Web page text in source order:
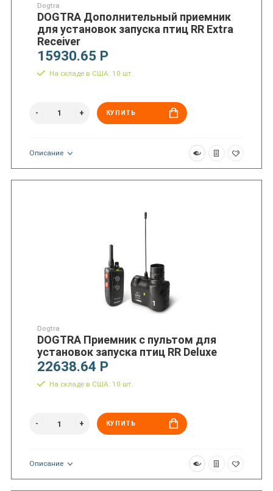
Dogtra
DOGTRA Дополнительный приемник
для установок запуска птиц RR Extra
Receiver
15930.65 Р
На складе в США: 10 шт.
КУПИТЬ
Описание
Dogtra
DOGTRA Приемник с пультом для
установок запуска птиц RR Deluxe
22638.64 Р
На складе в США: 10 шт.
КУПИТЬ
Описание